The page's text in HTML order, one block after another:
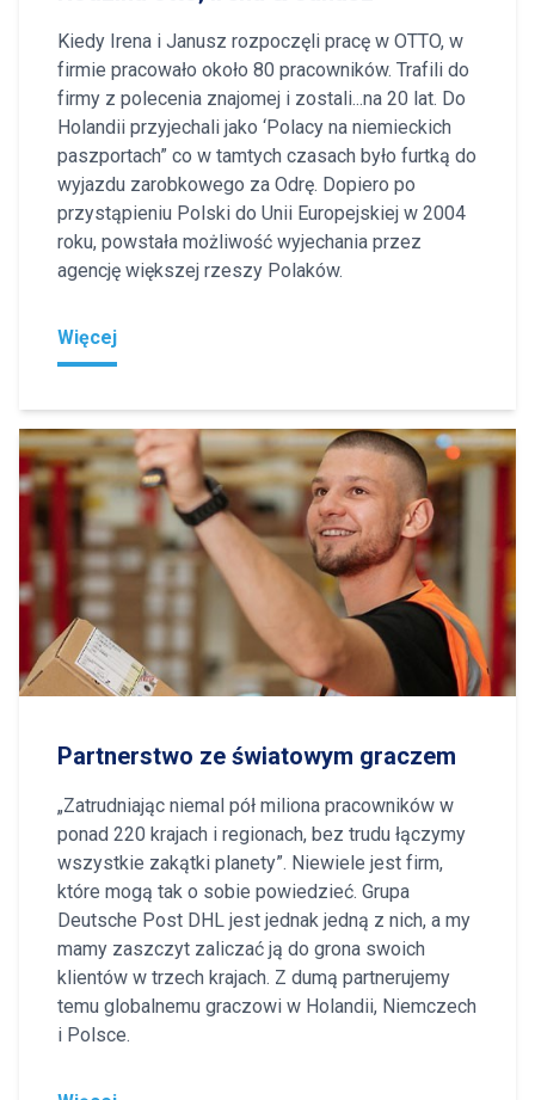
Kiedy Irena i Janusz rozpoczęli pracę w OTTO, w
firmie pracowało około 80 pracowników. Trafili do
firmy z polecenia znajomej i zostali...na 20 lat. Do
Holandii przyjechali jako ‘Polacy na niemieckich
paszportach” co w tamtych czasach było furtką do
wyjazdu zarobkowego za Odrę. Dopiero po
przystąpieniu Polski do Unii Europejskiej w 2004
roku, powstała możliwość wyjechania przez
agencję większej rzeszy Polaków.
Więcej
Partnerstwo ze światowym graczem
„Zatrudniając niemal pół miliona pracowników w
ponad 220 krajach i regionach, bez trudu łączymy
wszystkie zakątki planety”. Niewiele jest firm,
które mogą tak o sobie powiedzieć. Grupa
Deutsche Post DHL jest jednak jedną z nich, a my
mamy zaszczyt zaliczać ją do grona swoich
klientów w trzech krajach. Z dumą partnerujemy
temu globalnemu graczowi w Holandii, Niemczech
i Polsce.